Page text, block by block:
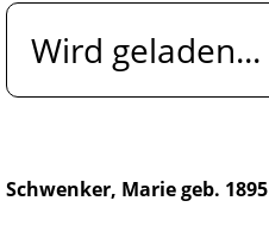
Wird geladen...
Schwenker, Marie geb. 1895